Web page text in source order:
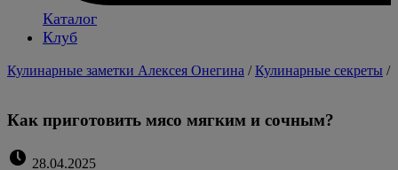
Каталог
Клуб
Кулинарные заметки Алексея Онегина /Кулинарные секреты /
Как приготовить мясо мягким и сочным?
28.04.2025